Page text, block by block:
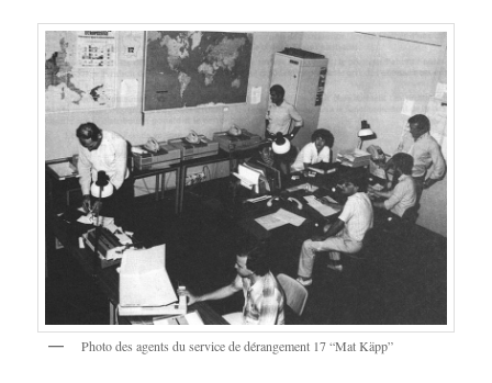
Photo des agents du service de dérangement 17 “Mat Käpp”